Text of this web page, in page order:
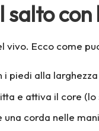
salto
vivo. Ecco come
i piedi alla
e attiva il core
una corda nelle